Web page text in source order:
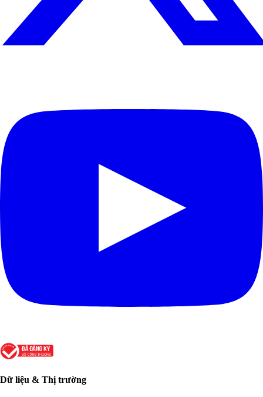
Dữ liệu & Thị trường